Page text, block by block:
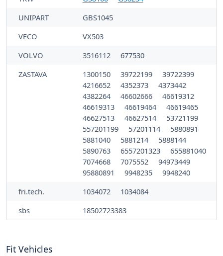
UNIPART
GBS1045
VECO
VX503
VOLVO
3516112
677530
ZASTAVA
1300150 39722199
39722399
4216652
4352373
4373442
4382264
46602666
46619312
46619313
46619464
46619465
46627513
46627514
53721199
557201199
57201114
5880891
5881040
5881214
5888144
5890763
6557201323
655881040
7074668
7075552
94973449
95880891
9948235
9948240
fri.tech.
1034072
1034084
sbs
18502723383
Fit Vehicles